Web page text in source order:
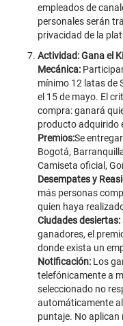
empleados de
personales serán
privacidad de la
Actividad: Gana el
Mecánica:
mínimo 12 latas de
el 15 de mayo. El
compra: ganará
producto adquirido
Premios:Se
Bogotá,
Camiseta oficial,
Desempates y
más personas
quien haya
Ciudades desiertas:
ganadores, el
donde exista un
Notificación: Los
telefónicamente a
seleccionado no
automáticamente
puntaje. No aplican